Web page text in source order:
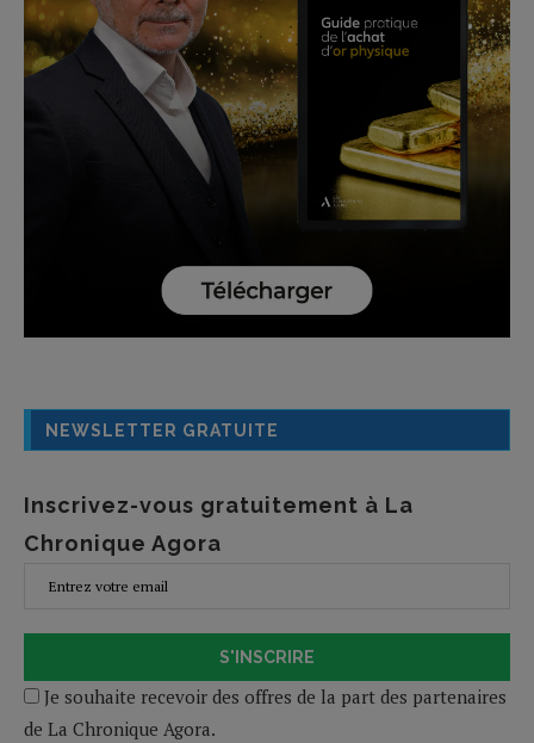
NEWSLETTER GRATUITE
Inscrivez-vous gratuitement à La
Chronique Agora
S'INSCRIRE
Je souhaite recevoir des offres de la part des partenaires
de La Chronique Agora.